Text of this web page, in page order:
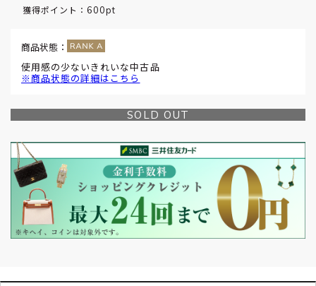
獲得ポイント： 600pt
商品状態：
使用感の少ないきれいな中古品
※商品状態の詳細はこちら
SOLD OUT